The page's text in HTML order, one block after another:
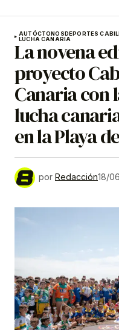
AUTÓCTONOS DEPORTES
LUCHA CANARIA
La novena
proyecto
Canaria con
lucha
en la Playa
por Redacción18/